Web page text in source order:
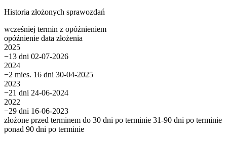
Historia złożonych sprawozdań
wcześniej termin z opóźnieniem
opóźnienie data złożenia
2025
−13 dni 02-07-2026
2024
−2 mies. 16 dni 30-04-2025
2023
−21 dni 24-06-2024
2022
−29 dni 16-06-2023
złożone przed terminem do 30 dni po terminie 31-90 dni po terminie
ponad 90 dni po terminie